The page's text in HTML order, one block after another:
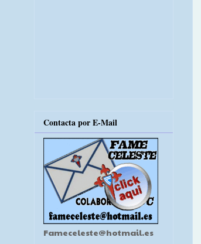
Contacta por E-Mail
Fameceleste@hotmail.es